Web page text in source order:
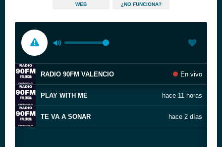
WEB ¿NO FUNCIONA?
RADIO 90FM VALENCIO En vivo
PLAY WITH ME hace 11 horas
TE VA A SONAR hace 2 días